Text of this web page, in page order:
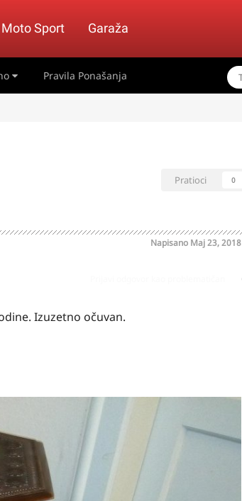
Moto Sport Garaža
Pravila Ponašanja
Pratioci 0
Napisano Maj 23, 2018
Izuzetno očuvan.